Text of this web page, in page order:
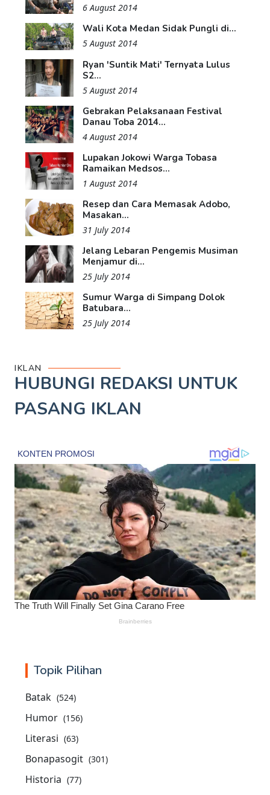
6 August 2014
Wali Kota Medan Sidak Pungli di...
5 August 2014
Ryan 'Suntik Mati' Ternyata Lulus
S2...
5 August 2014
Gebrakan Pelaksanaan Festival
Danau Toba 2014...
4 August 2014
Lupakan Jokowi Warga Tobasa
Ramaikan Medsos...
1 August 2014
Resep dan Cara Memasak Adobo,
Masakan...
31 July 2014
Jelang Lebaran Pengemis Musiman
Menjamur di...
25 July 2014
Sumur Warga di Simpang Dolok
Batubara...
25 July 2014
IKLAN
HUBUNGI REDAKSI UNTUK
PASANG IKLAN
Topik Pilihan
Batak (524)
Humor (156)
Literasi (63)
Bonapasogit (301)
Historia (77)